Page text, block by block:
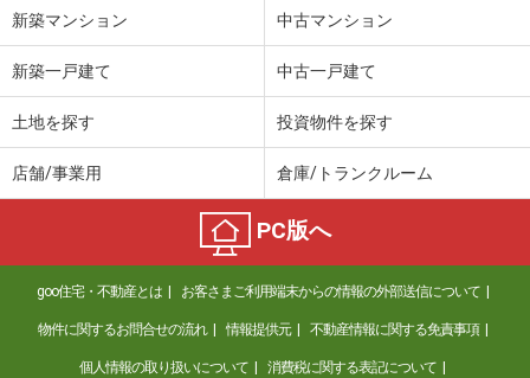
宮崎県宮崎市吉村町引土
4.50万円
宮崎県宮崎市大島町立野
4.50万円
住 所
宮崎県宮崎市大島町立野
専有面積 22.35m²
間取り
1K
宮崎県宮崎市大島町立野
新築マンション 中古マンション
新築一戸建て 中古一戸建て
土地を探す 投資物件を探す
店舗/事業用 倉庫/トランクルーム
PC版へ
goo住宅・不動産とは お客さまご利用端末からの情報の外部送信について
物件に関するお問合せの流れ 情報提供元 不動産情報に関する免責事項
個人情報の取り扱いについて 消費税に関する表記について